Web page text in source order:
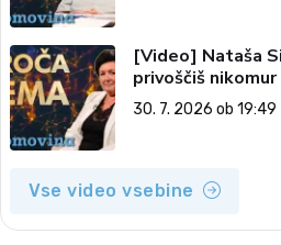
[Video] Nataša
privoščiš
2026)
30. 7. 2026 ob 19:49
Vse video vsebine